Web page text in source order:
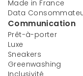
Made in France
Data
Communication
Prêt-à-porter
Luxe
Sneakers
Greenwashing
Inclusivité